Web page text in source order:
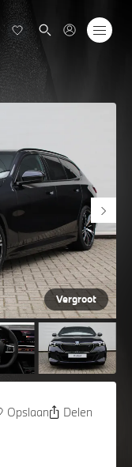
Vergroot
Opslaan Delen